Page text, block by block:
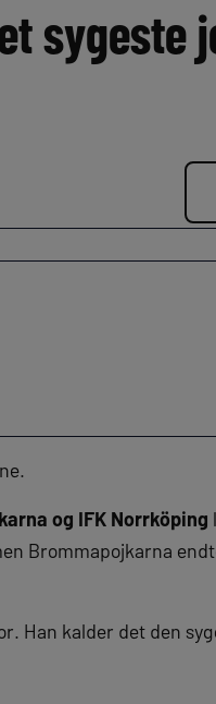
sygeste
og IFK Norrköping
Brommapojkarna
Han kalder det den